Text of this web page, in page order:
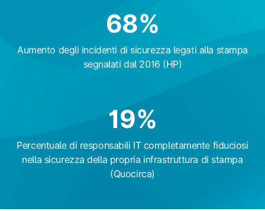
68%
Aumento degli incidenti di sicurezza legati alla stampa
segnalati dal 2016 (HP)
19%
Percentuale di responsabili IT completamente fiduciosi
nella sicurezza della propria infrastruttura di stampa
(Quocirca)